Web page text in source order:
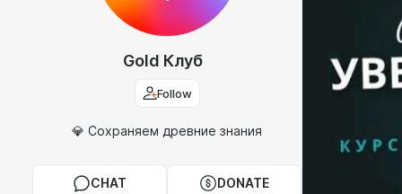
Gold Клуб
Follow
💎 Сохраняем древние знания
CHAT DONATE